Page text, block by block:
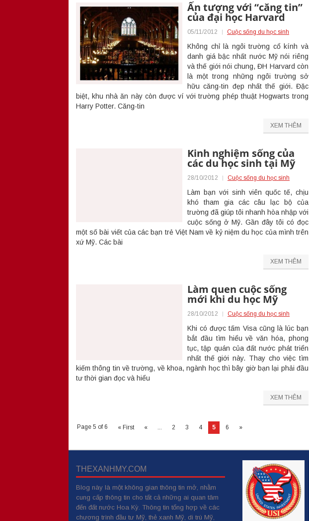
Ấn tượng với “căng tin”
của đại học Harvard
05/11/2012 Cuộc sống du học sinh
Không chỉ là ngôi trường cổ kính và
danh giá bậc nhất nước Mỹ nói riêng
và thế giới nói chung, ĐH Harvard còn
là một trong những ngôi trường sở
hữu căng-tin đẹp nhất thế giới. Đặc
biệt, khu nhà ăn này còn được ví với trường phép thuật Hogwarts trong
Harry Potter. Căng-tin
XEM THÊM
Kinh nghiệm sống của
các du học sinh tại Mỹ
28/10/2012 Cuộc sống du học sinh
Làm bạn với sinh viên quốc tế, chịu
khó tham gia các câu lạc bộ của
trường đã giúp tôi nhanh hòa nhập với
cuộc sống ở Mỹ. Gần đây tôi có đọc
một số bài viết của các bạn trẻ Việt Nam về kỷ niệm du học của mình trên
xứ Mỹ. Các bài
XEM THÊM
Làm quen cuộc sống
mới khi du học Mỹ
28/10/2012 Cuộc sống du học sinh
Khi có được tấm Visa cũng là lúc bạn
bắt đầu tìm hiểu về văn hóa, phong
tục, tập quán của đất nước phát triển
nhất thế giới này. Thay cho việc tìm
kiếm thông tin về trường, về khoa, ngành học thì bây giờ bạn lại phải đầu
tư thời gian đọc và hiểu
XEM THÊM
Page 5 of 6 « First « ... 2 3 4 5 6 »
THEXANHMY.COM
Blog này là một không gian thông tin mở, nhằm
cung cấp thông tin cho tất cả những ai quan tâm
đến đất nước Hoa Kỳ. Thông tin tổng hợp về các
chương trình đầu tư Mỹ, thẻ xanh Mỹ, di trú Mỹ,